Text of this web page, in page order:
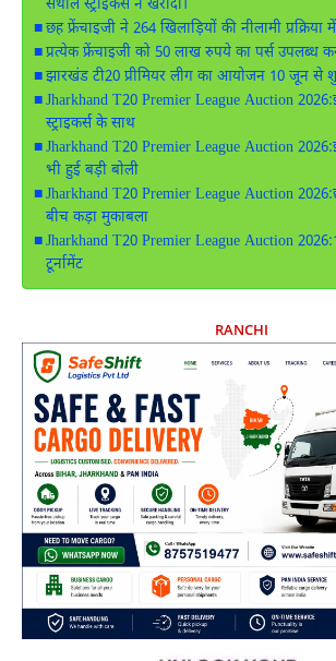
संथाल स्ट्राइकर्स ने खरीदा।
छह फ्रेंचाइजी ने 264 खिलाड़ियों की नीलामी प्रक्रिया
प्रत्येक फ्रेंचाइजी को 50 लाख रुपये का पर्स उपलब्ध
झारखंड टी20 प्रीमियर लीग का आयोजन 10 जून से
Jharkhand T20 Premier League Auction
स्ट्राइकर्स के साथ
Jharkhand T20 Premier League Auction
भी हुई बड़ी बोली
Jharkhand T20 Premier League Auction
बीच कड़ा मुकाबला
Jharkhand T20 Premier League Auction
टूर्नामेंट
RANCHI